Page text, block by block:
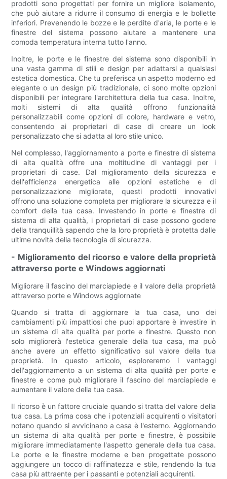
prodotti sono progettati per fornire un migliore isolamento,
che può aiutare a ridurre il consumo di energia e le bollette
inferiori. Prevenendo le bozze e le perdite d'aria, le porte e le
finestre del sistema possono aiutare a mantenere una
comoda temperatura interna tutto l'anno.
Inoltre, le porte e le finestre del sistema sono disponibili in
una vasta gamma di stili e design per adattarsi a qualsiasi
estetica domestica. Che tu preferisca un aspetto moderno ed
elegante o un design più tradizionale, ci sono molte opzioni
disponibili per integrare l'architettura della tua casa. Inoltre,
molti sistemi di alta qualità offrono funzionalità
personalizzabili come opzioni di colore, hardware e vetro,
consentendo ai proprietari di case di creare un look
personalizzato che si adatta al loro stile unico.
Nel complesso, l'aggiornamento a porte e finestre di sistema
di alta qualità offre una moltitudine di vantaggi per i
proprietari di case. Dal miglioramento della sicurezza e
dell'efficienza energetica alle opzioni estetiche e di
personalizzazione migliorate, questi prodotti innovativi
offrono una soluzione completa per migliorare la sicurezza e il
comfort della tua casa. Investendo in porte e finestre di
sistema di alta qualità, i proprietari di case possono godere
della tranquillità sapendo che la loro proprietà è protetta dalle
ultime novità della tecnologia di sicurezza.
- Miglioramento del ricorso e valore della proprietà
attraverso porte e Windows aggiornati
Migliorare il fascino del marciapiede e il valore della proprietà
attraverso porte e Windows aggiornate
Quando si tratta di aggiornare la tua casa, uno dei
cambiamenti più impattiosi che puoi apportare è investire in
un sistema di alta qualità per porte e finestre. Questo non
solo migliorerà l'estetica generale della tua casa, ma può
anche avere un effetto significativo sul valore della tua
proprietà. In questo articolo, esploreremo i vantaggi
dell'aggiornamento a un sistema di alta qualità per porte e
finestre e come può migliorare il fascino del marciapiede e
aumentare il valore della tua casa.
Il ricorso è un fattore cruciale quando si tratta del valore della
tua casa. La prima cosa che i potenziali acquirenti o visitatori
notano quando si avvicinano a casa è l'esterno. Aggiornando
un sistema di alta qualità per porte e finestre, è possibile
migliorare immediatamente l'aspetto generale della tua casa.
Le porte e le finestre moderne e ben progettate possono
aggiungere un tocco di raffinatezza e stile, rendendo la tua
casa più attraente per i passanti e potenziali acquirenti.